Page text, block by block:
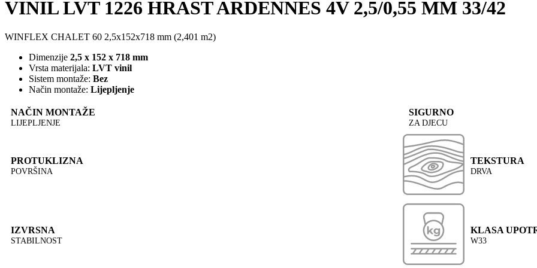
VINIL LVT 1226 HRAST ARDENNES 4V 2,5/0,55 MM 33/42
WINFLEX CHALET 60 2,5x152x718 mm (2,401 m2)
Dimenzije 2,5 x 152 x 718 mm
Vrsta materijala: LVT vinil
Sistem montaže: Bez
Način montaže: Lijepljenje
NAČIN MONTAŽE
LIJEPLJENJE
SIGURNO
ZA DJECU
PROTUKLIZNA
POVRŠINA
TEKSTURA
DRVA
IZVRSNA
STABILNOST
KLASA
W33